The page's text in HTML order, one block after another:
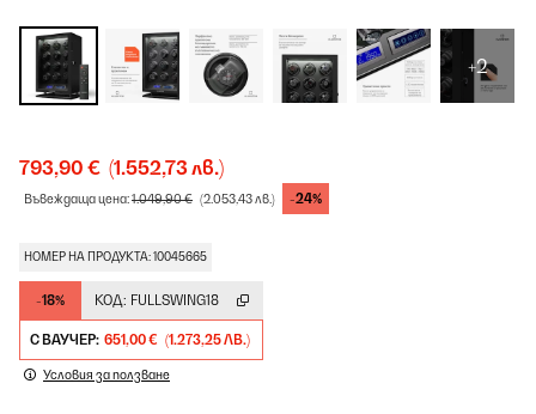
+2
793,90 € (1.552,73 лв.)
Въвеждаща цена:1.049,90 € (2.053,43 лв.) -24%
НОМЕР НА ПРОДУКТА: 10045665
-18% КОД: FULLSWING18
С ВАУЧЕР: 651,00 € (1.273,25 ЛВ.)
Условия за ползване